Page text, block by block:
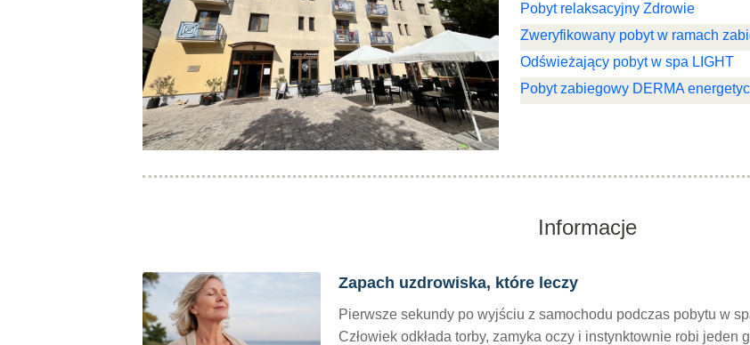
Pobyt relaksacyjny Zdrowie
Zweryfikowany pobyt w ramach
Odświeżający pobyt w spa LIGHT
Pobyt zabiegowy DERMA
Informacje
Zapach uzdrowiska, które leczy
Pierwsze sekundy po wyjściu z samochodu podczas pobytu w
Człowiek odkłada torby, zamyka oczy i instynktownie robi jeden